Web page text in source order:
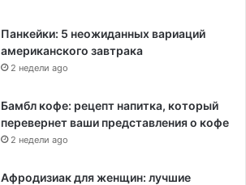
Панкейки: 5 неожиданных вариаций
американского завтрака
2 недели ago
Бамбл кофе: рецепт напитка, который
перевернет ваши представления о кофе
2 недели ago
Афродизиак для женщин: лучшие